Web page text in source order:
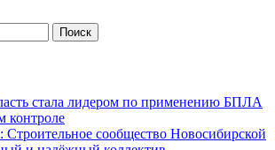
стала лидером по применению БПЛА
контроле
сообщество Новосибирской